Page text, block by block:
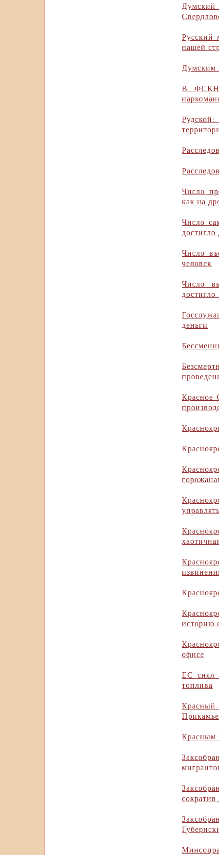
Русский
нашей
Думским
В ФСКН
Число
как на
Число
достигло
Число
человек
Число
достигло
деньги
Красное
историю
офисе
ЕС снял
топлива
Красный
Прикамье
Красным